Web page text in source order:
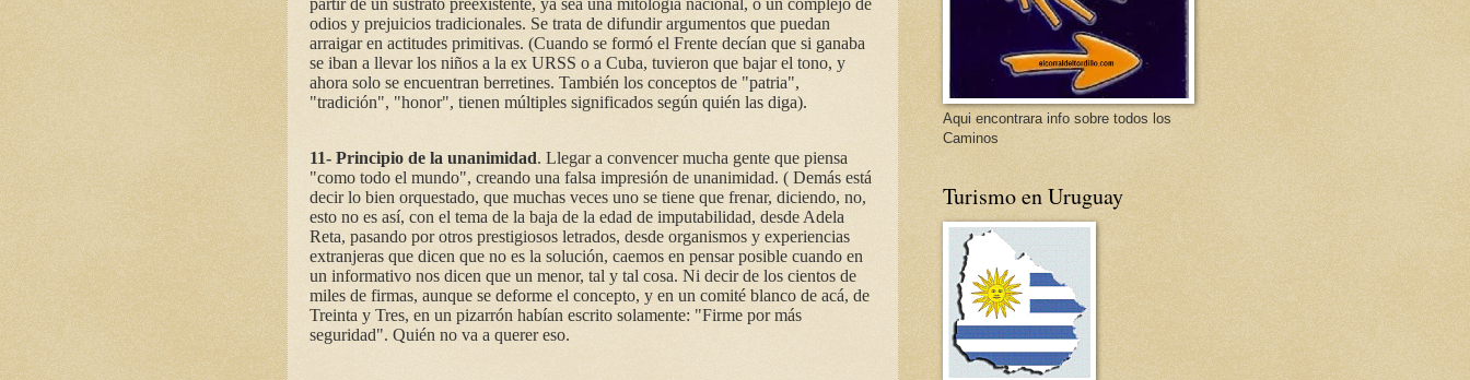
odios y prejuicios tradicionales. Se trata de difundir argumentos que puedan
arraigar en actitudes primitivas. (Cuando se formó el Frente decían que si ganaba
se iban a llevar los niños a la ex URSS o a Cuba, tuvieron que bajar el tono, y
ahora solo se encuentran berretines. También los conceptos de "patria",
"tradición", "honor", tienen múltiples significados según quién las diga).
11- Principio de la unanimidad. Llegar a convencer mucha gente que piensa
"como todo el mundo", creando una falsa impresión de unanimidad. ( Demás está
decir lo bien orquestado, que muchas veces uno se tiene que frenar, diciendo, no,
esto no es así, con el tema de la baja de la edad de imputabilidad, desde Adela
Reta, pasando por otros prestigiosos letrados, desde organismos y experiencias
extranjeras que dicen que no es la solución, caemos en pensar posible cuando en
un informativo nos dicen que un menor, tal y tal cosa. Ni decir de los cientos de
miles de firmas, aunque se deforme el concepto, y en un comité blanco de acá, de
Treinta y Tres, en un pizarrón habían escrito solamente: "Firme por más
seguridad". Quién no va a querer eso.
Aqui encontrara info sobre todos los
Caminos
Turismo en Uruguay